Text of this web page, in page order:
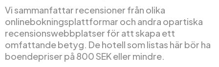
Vi sammanfattar recensioner från olika
onlinebokningsplattformar och andra opartiska
recensionswebbplatser för att skapa ett
omfattande betyg. De hotell som listas här bör ha
boendepriser på 800 SEK eller mindre.